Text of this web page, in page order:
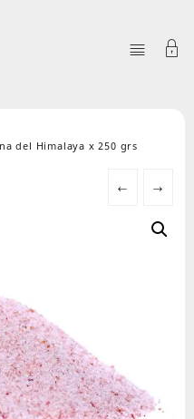
del Himalaya x 250 grs
← →